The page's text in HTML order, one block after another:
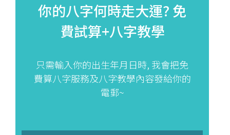
你的八字何時走大運? 免
費試算+八字教學
只需輸入你的出生年月日時, 我會把免
費算八字服務及八字教學內容發給你的
電郵~